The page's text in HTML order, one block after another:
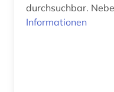
durchsuchbar.
Informationen